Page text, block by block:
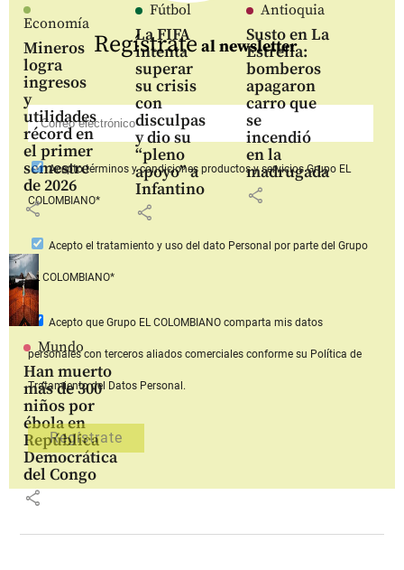
Economía
Mineros
logra
ingresos
y
utilidades
récord en
el primer
semestre
de 2026
share
Fútbol
La FIFA
intenta
superar
su crisis
con
disculpas
y dio su
“pleno
apoyo” a
Infantino
share
Antioquia
Susto en La
Estrella:
bomberos
apagaron
carro que
se
incendió
en la
madrugada
share
Mundo
Han muerto
más de 300
niños por
ébola en
República
Democrática
del Congo
share
Regístrate al newsletter
Aceptotérminos y condiciones productos y serviciosGrupo EL
COLOMBIANO*
Acepto el tratamiento y uso del dato Personal por parte del Grupo
EL COLOMBIANO*
Acepto que Grupo EL COLOMBIANOcomparta mis datos
personales con terceros aliados comerciales conforme su Política de
Tratamiento del Datos Personal.